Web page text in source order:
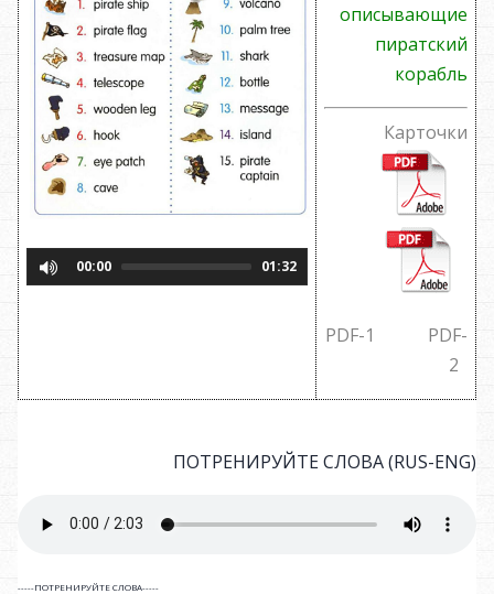
00:00 01:32
описывающие
пиратский
корабль
Карточки
PDF-1
PDF-
2
ПОТРЕНИРУЙТЕ СЛОВА (RUS-ENG)
-----ПОТРЕНИРУЙТЕ СЛОВА-----